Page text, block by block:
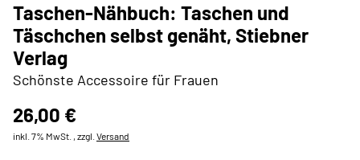
Taschen-Nähbuch: Taschen und
Täschchen selbst genäht, Stiebner
Verlag
Schönste Accessoire für Frauen
26,00 €
inkl. 7% MwSt. , zzgl. Versand